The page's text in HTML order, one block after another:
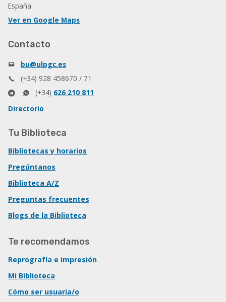
España
Ver en Google Maps
Contacto
bu@ulpgc.es
(+34) 928 458670 / 71
(+34) 626 210 811
Directorio
Tu Biblioteca
Bibliotecas y horarios
Pregúntanos
Biblioteca A/Z
Preguntas frecuentes
Blogs de la Biblioteca
Te recomendamos
Reprografía e impresión
Mi Biblioteca
Cómo ser usuaria/o